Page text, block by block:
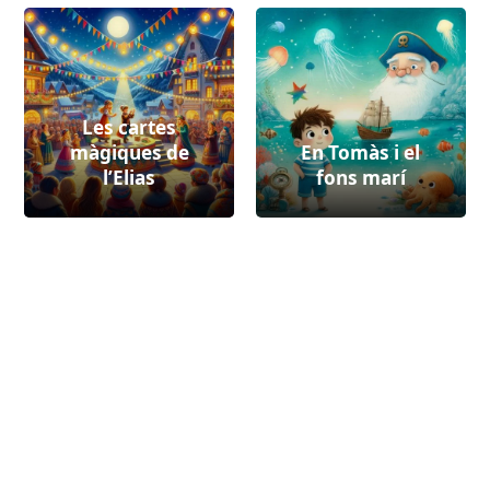
Les cartes
màgiques de
l’Elias
En Tomàs i el
fons marí